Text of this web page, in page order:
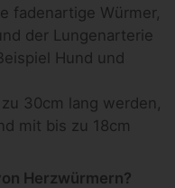
fadenartige Würmer,
der Lungenarterie
Hund und
30cm lang werden,
mit bis zu 18cm
Herzwürmern?